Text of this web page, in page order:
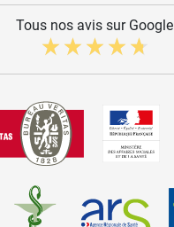
Tous nos avis sur Google